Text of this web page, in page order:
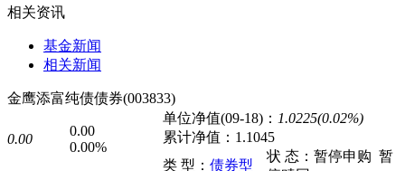
相关资讯
基金新闻
相关新闻
金鹰添富纯债债券(003833)
0.00
0.00
0.00%
单位净值(09-18)： 1.0225(0.02%)
累计净值： 1.1045
类 型： 债券型
状 态： 暂停申购 暂